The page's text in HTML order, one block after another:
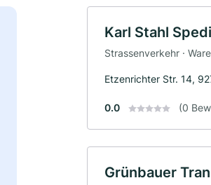
Karl Stahl
Strassenverkehr ·
Etzenrichter Str. 14,
0.0 (0
Grünbauer